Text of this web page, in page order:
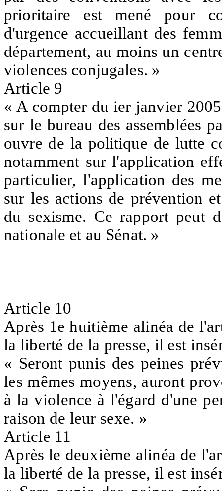
prioritaire est mené pour
d'urgence accueillant des
département, au moins un
violences conjugales. »
Article 9
« A compter du ier janvier
sur le bureau des assemblées
ouvre de la politique de lutte
notamment sur l'application
particulier, l'application des
sur les actions de prévention
du sexisme. Ce rapport peut
nationale et au Sénat. »
Article 10
Après 1e huitième alinéa de
la liberté de la presse, il est
« Seront punis des peines
les mêmes moyens, auront
à la violence à l'égard d'une
raison de leur sexe. »
Article 11
Après le deuxième alinéa de
la liberté de la presse, il est